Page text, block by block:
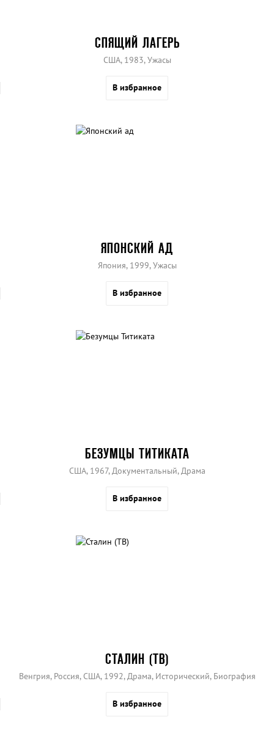
СПЯЩИЙ ЛАГЕРЬ
США, 1983, Ужасы
В избранное
ЯПОНСКИЙ АД
Япония, 1999, Ужасы
В избранное
БЕЗУМЦЫ ТИТИКАТА
США, 1967, Документальный, Драма
В избранное
СТАЛИН (ТВ)
Венгрия, Россия, США, 1992, Драма, Исторический, Биография
В избранное